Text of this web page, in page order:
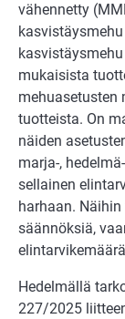
vähennetty
mukaisista
mehuasetusten
tuotteista. On
näiden
marja-,
sellainen
harhaan.
säännöksiä,
Hedelmällä
227/2025